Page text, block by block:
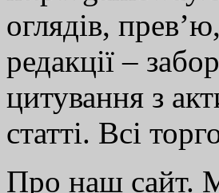
оглядів,
редакції –
цитування з
статті. Всі
Про наш